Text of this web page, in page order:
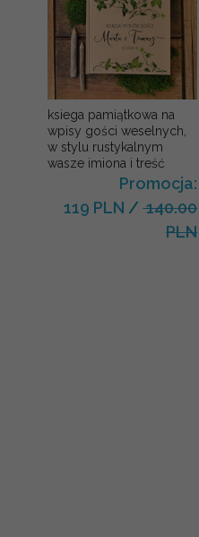
ksiega pamiątkowa na
wpisy gości weselnych,
w stylu rustykalnym
wasze imiona i treść
Promocja:
119 PLN /140.00
PLN